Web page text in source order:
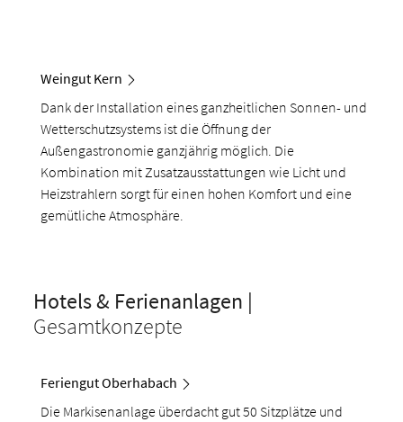
Weingut Kern
Dank der Installation eines ganzheitlichen Sonnen- und
Wetterschutzsystems ist die Öffnung der
Außengastronomie ganzjährig möglich. Die
Kombination mit Zusatzausstattungen wie Licht und
Heizstrahlern sorgt für einen hohen Komfort und eine
gemütliche Atmosphäre.
Hotels & Ferienanlagen |
Gesamtkonzepte
Feriengut Oberhabach
Die Markisenanlage überdacht gut 50 Sitzplätze und